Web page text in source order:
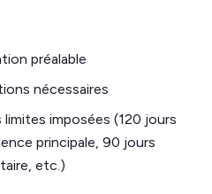
préalable
nécessaires
imposées (120 jours
principale, 90 jours
etc.)